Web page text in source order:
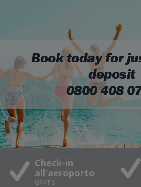
Book today for
deposit
0800 408
Check-in
all'aeroporto
GRATIS